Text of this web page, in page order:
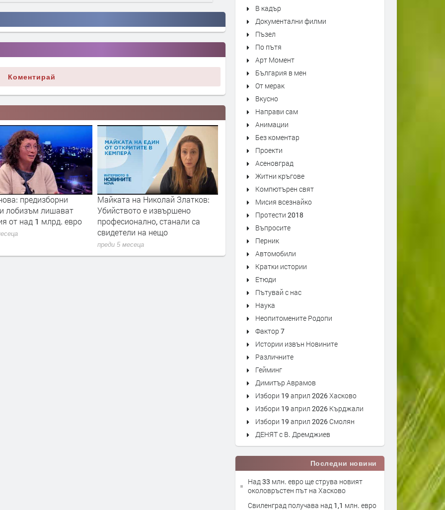
Коментирай
на Николай Златков:
е извършено
станали са
на нещо
Д-р Александър Симидчиев от
трибуната на НС за качеството
на въздуха в България
преди 10 месеца
Дневен ред: Последната роля
на Доган. Интервю с Касим Дал
В кадър
Документални филми
Пъзел
По пътя
Арт Момент
България в мен
От мерак
Вкусно
Направи сам
Анимации
Без коментар
Проекти
Асеновград
Житни кръгове
Компютърен свят
Мисия всезнайко
Протести 2018
Въпросите
Перник
Автомобили
Кратки истории
Етюди
Пътувай с нас
Наука
Неопитомените Родопи
Фактор 7
Истории извън Новините
Различните
Гейминг
Димитър Аврамов
Избори 19 април 2026 Хасково
Избори 19 април 2026 Кърджали
Избори 19 април 2026 Смолян
ДЕНЯТ с В. Дремджиев
Последни новини
Над 33 млн. евро ще струва новият
околовръстен път на Хасково
Свиленград получава над 1,1 млн. евро